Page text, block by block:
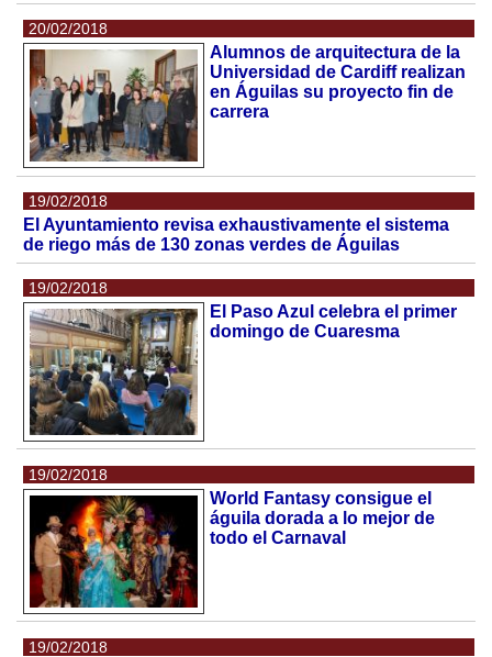
20/02/2018
Alumnos de arquitectura de la
Universidad de Cardiff realizan
en Águilas su proyecto fin de
carrera
19/02/2018
El Ayuntamiento revisa exhaustivamente el sistema
de riego más de 130 zonas verdes de Águilas
19/02/2018
El Paso Azul celebra el primer
domingo de Cuaresma
19/02/2018
World Fantasy consigue el
águila dorada a lo mejor de
todo el Carnaval
19/02/2018